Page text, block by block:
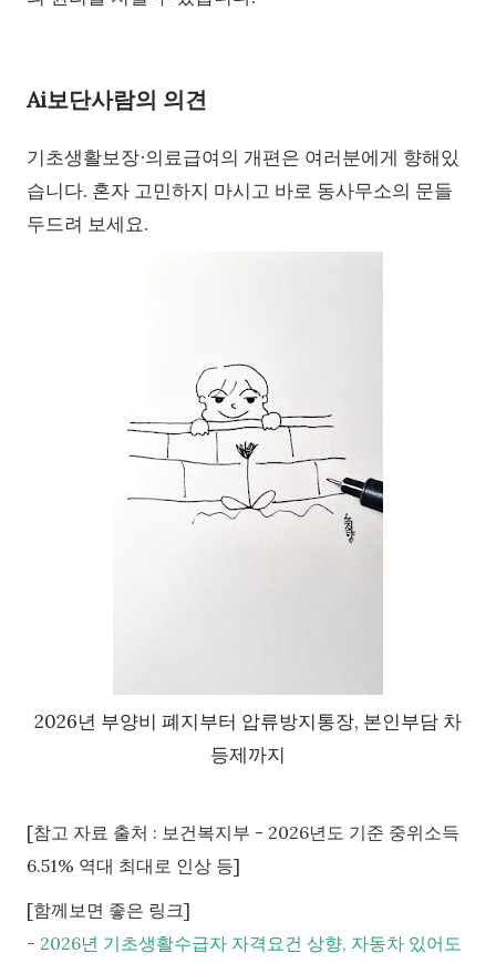
Ai보단사람의 의견
기초생활보장∙의료급여의 개편은 여러분에게 향해있
습니다. 혼자 고민하지 마시고 바로 동사무소의 문들
두드려 보세요.
2026년 부양비 폐지부터 압류방지통장, 본인부담 차
등제까지
[참고 자료 출처 : 보건복지부 - 2026년도 기준 중위소득
6.51% 역대 최대로 인상 등]
[함께보면 좋은 링크]
- 2026년 기초생활수급자 자격요건 상향, 자동차 있어도